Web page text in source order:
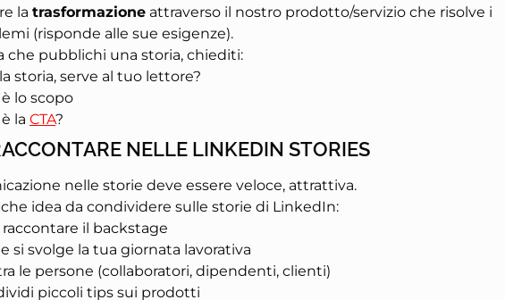
la trasformazione attraverso il nostro prodotto/servizio che risolve i
(risponde alle sue esigenze).
che pubblichi una storia, chiediti:
storia, serve al tuo lettore?
lo scopo
la CTA?
NELLE LINKEDIN STORIES
nelle storie deve essere veloce, attrattiva.
idea da condividere sulle storie di LinkedIn:
raccontare il backstage
si svolge la tua giornata lavorativa
le persone (collaboratori, dipendenti, clienti)
piccoli tips sui prodotti